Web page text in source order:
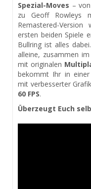
Spezial-Moves –
zu Geoff Rowleys
Remastered-
ersten beiden Spiele
Bullring ist alles
alleine, zusammen im
mit originalen
bekommt Ihr in einer
mit verbesserter
60 FPS.
Überzeugt Euch